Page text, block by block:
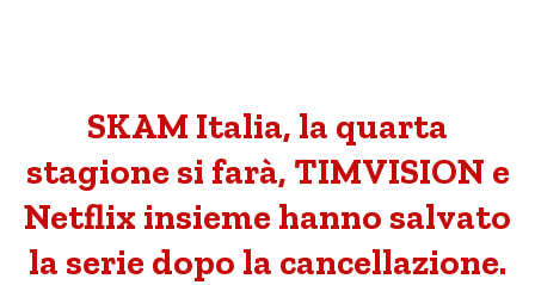
SKAM Italia, la quarta
stagione si farà, TIMVISION e
Netflix insieme hanno salvato
la serie dopo la cancellazione.